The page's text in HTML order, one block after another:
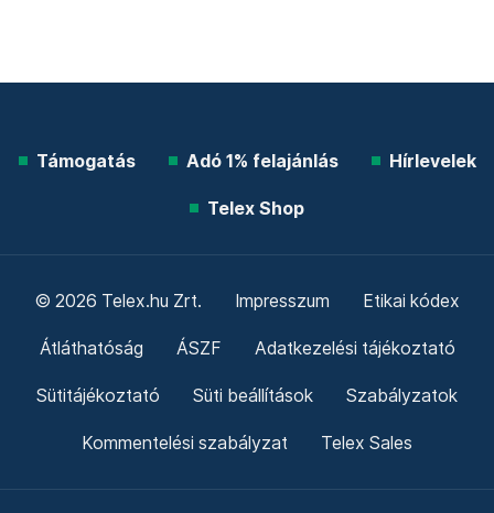
Támogatás Adó 1% felajánlás Hírlevelek
Telex Shop
© 2026 Telex.hu Zrt. Impresszum Etikai kódex
Átláthatóság ÁSZF Adatkezelési tájékoztató
Sütitájékoztató Süti beállítások Szabályzatok
Kommentelési szabályzat Telex Sales